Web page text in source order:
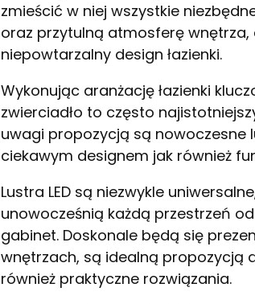
zmieścić w niej wszystkie
oraz przytulną atmosferę
niepowtarzalny design łazienki.
Wykonując aranżację łazienki
zwierciadło to często
uwagi propozycją są nowoczesne
ciekawym designem jak również
Lustra LED są niezwykle
unowocześnią każdą przestrzeń
gabinet. Doskonale będą się
wnętrzach, są idealną propozycją
również praktyczne rozwiązania.